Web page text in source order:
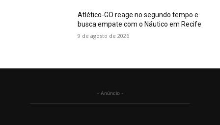
Atlético-GO reage no segundo tempo e
busca empate com o Náutico em Recife
9 de agosto de 2026
- Anúncio -